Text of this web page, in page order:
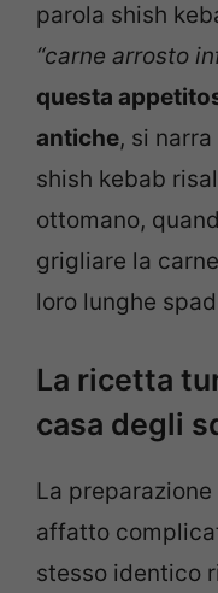
parola shish
“carne arrosto
questa
antiche, si
shish kebab
ottomano,
grigliare la
loro lunghe
La ricetta
casa degli
La
affatto
stesso identico